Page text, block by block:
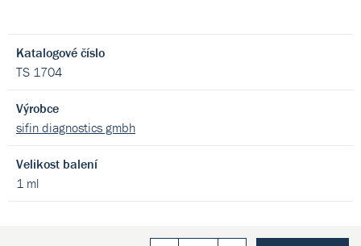
Katalogové číslo
TS 1704
Výrobce
sifin diagnostics gmbh
Velikost balení
1 ml